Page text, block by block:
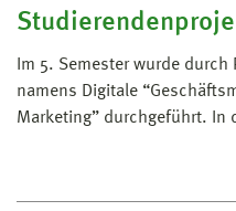
Im 5. Semester wurde
namens Digitale
Marketing” durchgeführt. In